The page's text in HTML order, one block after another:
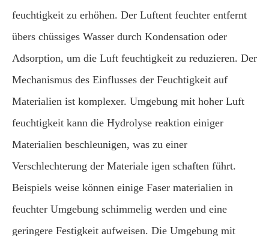
feuchtigkeit zu erhöhen. Der Luftent feuchter entfernt
übers chüssiges Wasser durch Kondensation oder
Adsorption, um die Luft feuchtigkeit zu reduzieren. Der
Mechanismus des Einflusses der Feuchtigkeit auf
Materialien ist komplexer. Umgebung mit hoher Luft
feuchtigkeit kann die Hydrolyse reaktion einiger
Materialien beschleunigen, was zu einer
Verschlechterung der Materiale igen schaften führt.
Beispiels weise können einige Faser materialien in
feuchter Umgebung schimmelig werden und eine
geringere Festigkeit aufweisen. Die Umgebung mit